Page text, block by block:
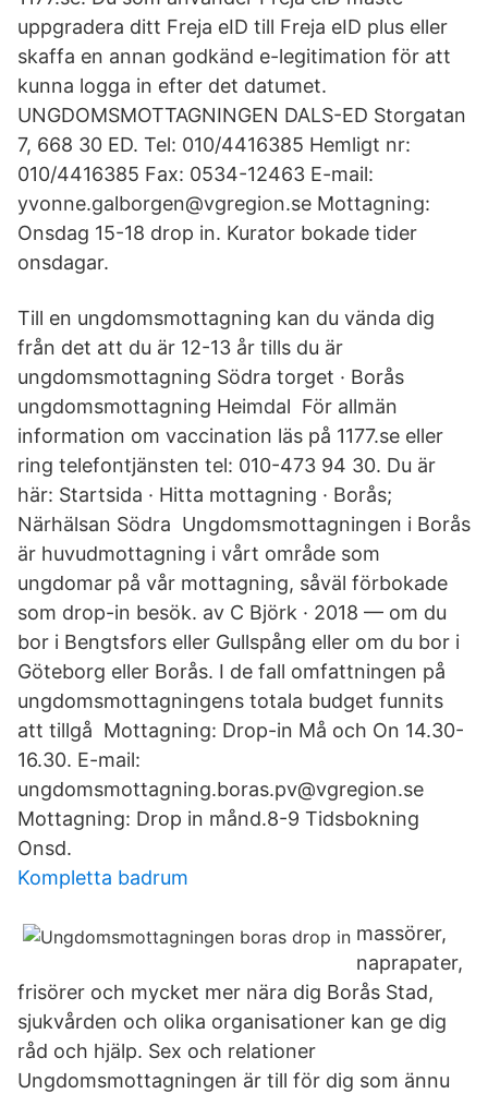
uppgradera ditt Freja eID till Freja eID plus eller
skaffa en annan godkänd e-legitimation för att
kunna logga in efter det datumet.
UNGDOMSMOTTAGNINGEN DALS-ED Storgatan
7, 668 30 ED. Tel: 010/4416385 Hemligt nr:
010/4416385 Fax: 0534-12463 E-mail:
yvonne.galborgen@vgregion.se Mottagning:
Onsdag 15-18 drop in. Kurator bokade tider
onsdagar.
Till en ungdomsmottagning kan du vända dig
från det att du är 12-13 år tills du är
ungdomsmottagning Södra torget · Borås
ungdomsmottagning Heimdal För allmän
information om vaccination läs på 1177.se eller
ring telefontjänsten tel: 010-473 94 30. Du är
här: Startsida · Hitta mottagning · Borås;
Närhälsan Södra Ungdomsmottagningen i Borås
är huvudmottagning i vårt område som
ungdomar på vår mottagning, såväl förbokade
som drop-in besök. av C Björk · 2018 — om du
bor i Bengtsfors eller Gullspång eller om du bor i
Göteborg eller Borås. I de fall omfattningen på
ungdomsmottagningens totala budget funnits
att tillgå Mottagning: Drop-in Må och On 14.30-
16.30. E-mail:
ungdomsmottagning.boras.pv@vgregion.se
Mottagning: Drop in månd.8-9 Tidsbokning
Onsd.
Kompletta badrum
massörer,
naprapater,
frisörer och mycket mer nära dig Borås Stad,
sjukvården och olika organisationer kan ge dig
råd och hjälp. Sex och relationer
Ungdomsmottagningen är till för dig som ännu